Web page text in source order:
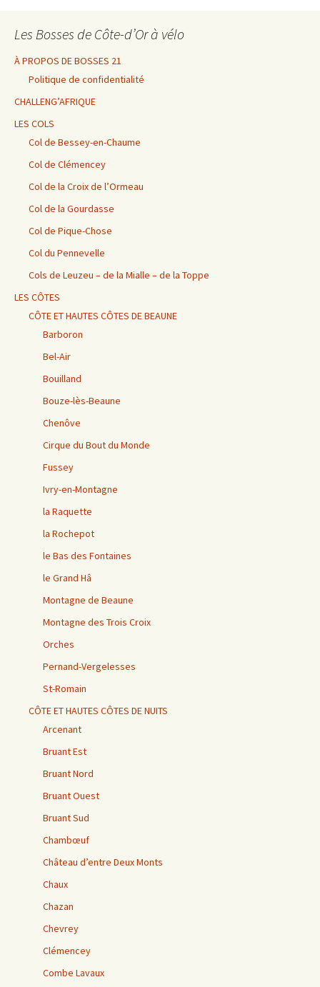
Les Bosses de Côte-d’Or à vélo
À PROPOS DE BOSSES 21
Politique de confidentialité
CHALLENG’AFRIQUE
LES COLS
Col de Bessey-en-Chaume
Col de Clémencey
Col de la Croix de l’Ormeau
Col de la Gourdasse
Col de Pique-Chose
Col du Pennevelle
Cols de Leuzeu – de la Mialle – de la Toppe
LES CÔTES
CÔTE ET HAUTES CÔTES DE BEAUNE
Barboron
Bel-Air
Bouilland
Bouze-lès-Beaune
Chenôve
Cirque du Bout du Monde
Fussey
Ivry-en-Montagne
la Raquette
la Rochepot
le Bas des Fontaines
le Grand Hâ
Montagne de Beaune
Montagne des Trois Croix
Orches
Pernand-Vergelesses
St-Romain
CÔTE ET HAUTES CÔTES DE NUITS
Arcenant
Bruant Est
Bruant Nord
Bruant Ouest
Bruant Sud
Chambœuf
Château d’entre Deux Monts
Chaux
Chazan
Chevrey
Clémencey
Combe Lavaux